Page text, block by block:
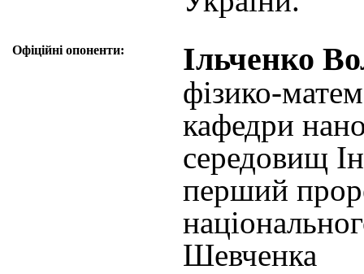
Офіційні опоненти:
Ільченко
фізико-
кафедри
середовищ
перший
Шевченка